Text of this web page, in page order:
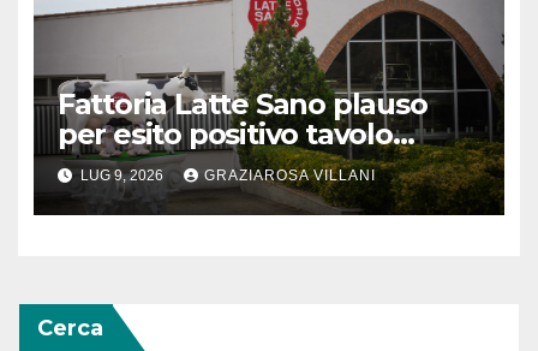
Fattoria Latte Sano plauso
per esito positivo tavolo
regionale
LUG 9, 2026 GRAZIAROSA VILLANI
Cerca